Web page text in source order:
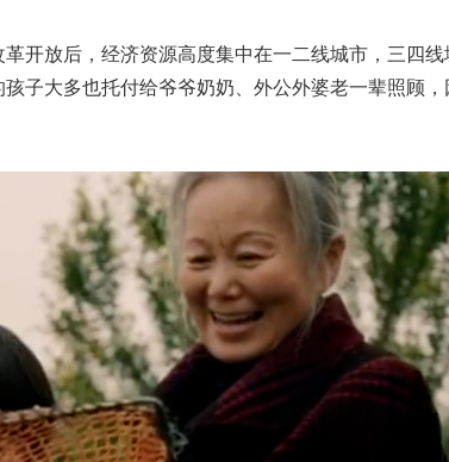
开放后，经济资源高度集中在一二线城市，三四
子大多也托付给爷爷奶奶、外公外婆老一辈照顾